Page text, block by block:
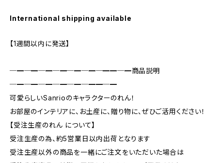
International shipping available
【1週間以内に発送】
─━─━─━─━─━─━─━━─━商品説明
─━─━─━─━─━─━━─━
可愛らしいSanrioのキャラクターのれん！
お部屋のインテリアに、お土産に、贈り物に、ぜひご活用ください！
【受注生産のれん について】
受注生産の為、約5営業日以内出荷となります
受注生産以外の商品を一緒にご注文をいただいた場合は